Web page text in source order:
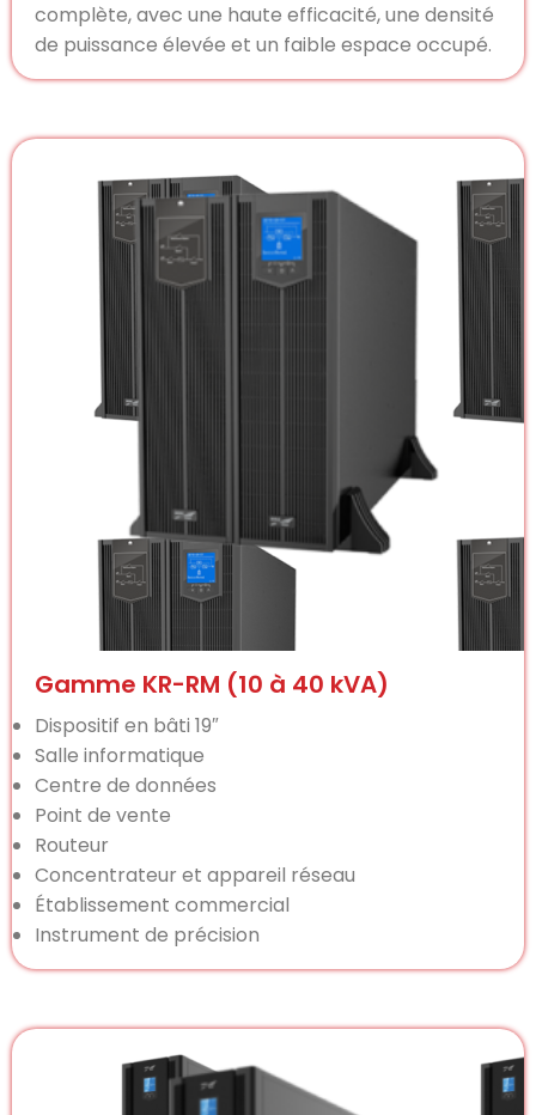
complète, avec une haute efficacité, une densité
de puissance élevée et un faible espace occupé.
Gamme KR-RM (10 à 40 kVA)
Dispositif en bâti 19″
Salle informatique
Centre de données
Point de vente
Routeur
Concentrateur et appareil réseau
Établissement commercial
Instrument de précision